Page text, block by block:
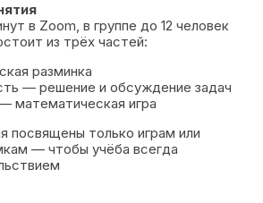
в Zoom, в группе до 12 человек
из трёх частей:
разминка
— решение и обсуждение задач
математическая игра
посвящены только играм или
— чтобы учёба всегда